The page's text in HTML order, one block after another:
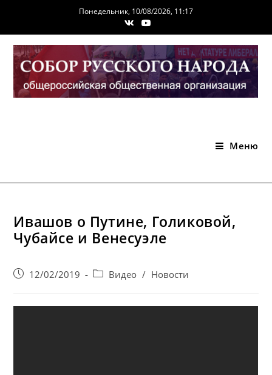
содержимому
Понедельник, 10/08/2026, 11:17
Меню
Ивашов о Путине, Голиковой,
Чубайсе и Венесуэле
Запись12/02/2019
PostВидео / Новости